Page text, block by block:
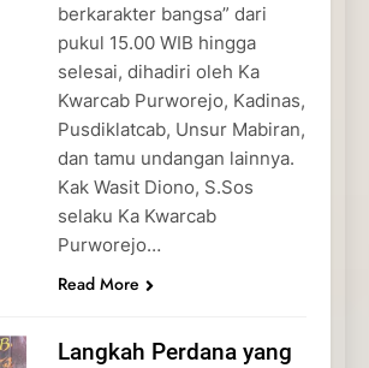
berkarakter bangsa” dari
pukul 15.00 WIB hingga
selesai, dihadiri oleh Ka
Kwarcab Purworejo, Kadinas,
Pusdiklatcab, Unsur Mabiran,
dan tamu undangan lainnya.
Kak Wasit Diono, S.Sos
selaku Ka Kwarcab
Purworejo…
Read More
Langkah Perdana yang